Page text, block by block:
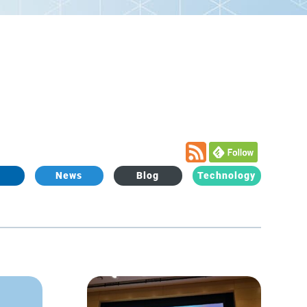
News Blog Technology